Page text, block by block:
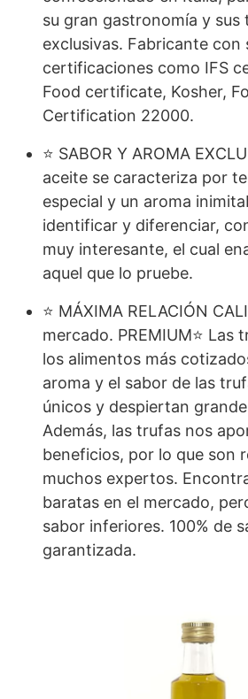
su gran gastronomía y sus
exclusivas. Fabricante con
certificaciones como IFS
Food certificate, Kosher,
Certification 22000.
⭐ SABOR Y AROMA
aceite se caracteriza por
especial y un aroma
identificar y diferenciar,
muy interesante, el cual
aquel que lo pruebe.
⭐ MÁXIMA RELACIÓN
mercado. PREMIUM⭐ Las
los alimentos más
aroma y el sabor de las
únicos y despiertan
Además, las trufas nos
beneficios, por lo que son
muchos expertos.
baratas en el mercado,
sabor inferiores. 100% de
garantizada.